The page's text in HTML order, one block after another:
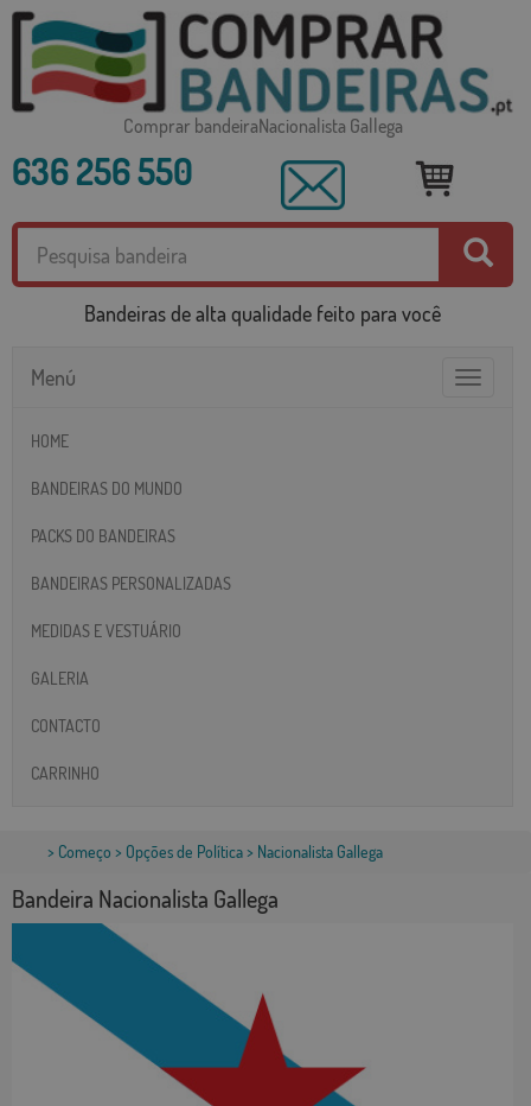
Comprar bandeiraNacionalista Gallega
636 256 550
Bandeiras de alta qualidade feito para você
Toggle
Menú
HOME
BANDEIRAS DO MUNDO
PACKS DO BANDEIRAS
BANDEIRAS PERSONALIZADAS
MEDIDAS E VESTUÁRIO
GALERIA
CONTACTO
CARRINHO
> Começo > Opções de Política> Nacionalista Gallega
Bandeira Nacionalista Gallega